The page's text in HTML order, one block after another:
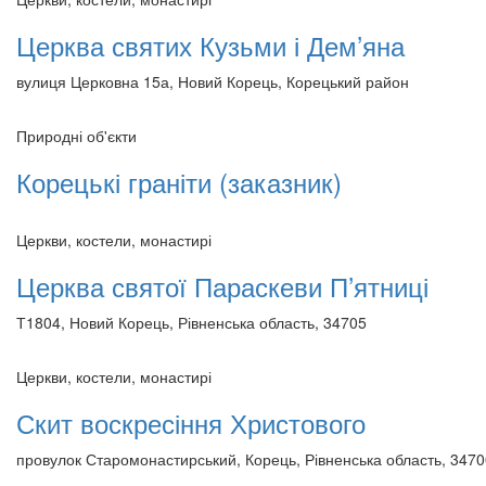
Церква святих Кузьми і Дем’яна
вулиця Церковна 15а, Новий Корець, Корецький район
Природні об'єкти
Корецькі граніти (заказник)
Церкви, костели, монастирі
Церква святої Параскеви П’ятниці
Т1804, Новий Корець, Рівненська область, 34705
Церкви, костели, монастирі
Скит воскресіння Христового
провулок Старомонастирський, Корець, Рівненська область,